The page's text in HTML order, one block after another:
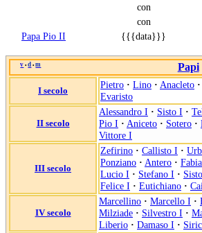
con
con
Papa Pio II
{{{data}}}
v • d • m Papi
I secolo
Pietro · Lino · Anacleto ·
Evaristo
II secolo
Alessandro I · Sisto I ·
Pio I · Aniceto · Sotero ·
Vittore I
III secolo
Zefirino · Callisto I ·
Ponziano · Antero ·
Lucio I · Stefano I ·
Felice I · Eutichiano ·
IV secolo
Marcellino · Marcello I ·
Milziade · Silvestro I ·
Liberio · Damaso I ·